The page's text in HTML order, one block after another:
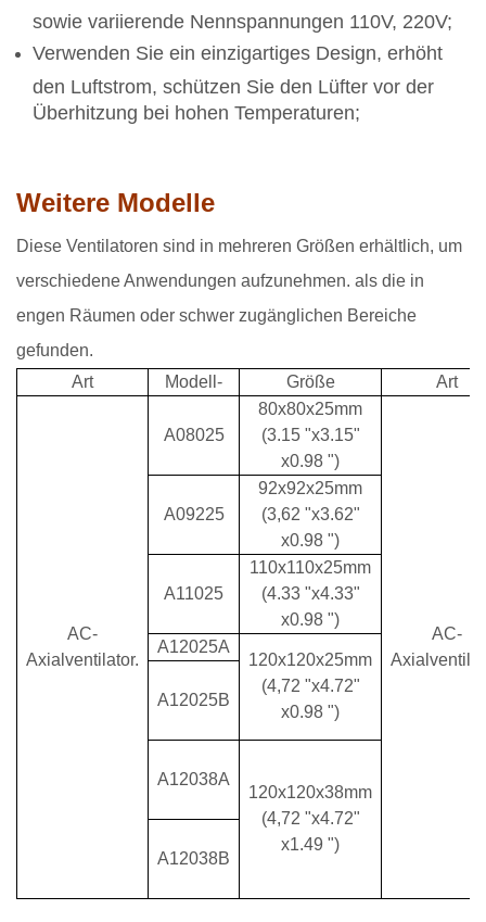
sowie variierende Nennspannungen 110V, 220V;
Verwenden Sie ein einzigartiges Design, erhöht
den Luftstrom, schützen Sie den Lüfter vor der
Überhitzung bei hohen Temperaturen;
Weitere Modelle
Diese Ventilatoren sind in mehreren Größen erhältlich, um
verschiedene Anwendungen aufzunehmen. als die in
engen Räumen oder schwer zugänglichen Bereiche
gefunden.
Art
Modell- Größe Art
AC-
Axialventilator.
A08025
80x80x25mm
(3.15 "x3.15"
x0.98 ")
AC-
A09225
92x92x25mm
(3,62 "x3.62"
x0.98 ")
A11025
110x110x25mm
(4.33 "x4.33"
x0.98 ")
A12025A
120x120x25mm
(4,72 "x4.72"
x0.98 ")
A12025B
A12038A
120x120x38mm
(4,72 "x4.72"
x1.49 ")
A12038B